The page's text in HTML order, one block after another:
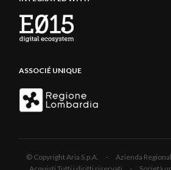
ASSOCIÉ UNIQUE
© Copyright Aria S.p.A. - Azienda